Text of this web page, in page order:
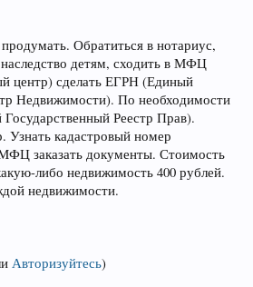
Обратиться в нотариус,
наследство детям, сходить в МФЦ
центр) сделать ЕГРН (Единый
Недвижимости). По необходимости
Реестр Прав).
Узнать кадастровый номер
заказать документы. Стоимость
либо недвижимость 400 рублей.
недвижимости.
Авторизуйтесь)